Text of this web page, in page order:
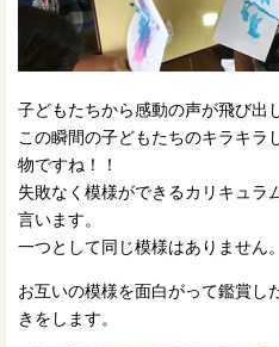
子どもたちから感動の声が飛び出
この瞬間の子どもたちのキラキラ
物ですね！！
失敗なく模様ができるカリキュラ
言います。
一つとして同じ模様はありません。
お互いの模様を面白がって鑑賞し
きをします。